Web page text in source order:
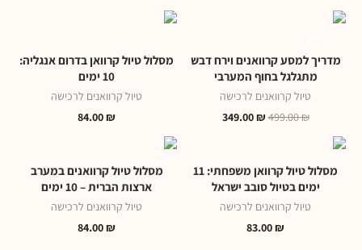
מדריך למסע קרוואנים וירח דבש
מתגלגל בחוף המערבי
טיול קרוואנים לרכישה
499.00₪
349.00₪
מסלול טיול קרוואן בדרום אנגליה:
10 ימים
טיול קרוואנים לרכישה
84.00₪
מסלול טיול קרוואן משפחתי: 11
ימים בטיול סובב ישראל
טיול קרוואנים לרכישה
83.00₪
מסלול טיול קרוואנים במערב
ארצות הברית – 10 ימים
טיול קרוואנים לרכישה
84.00₪